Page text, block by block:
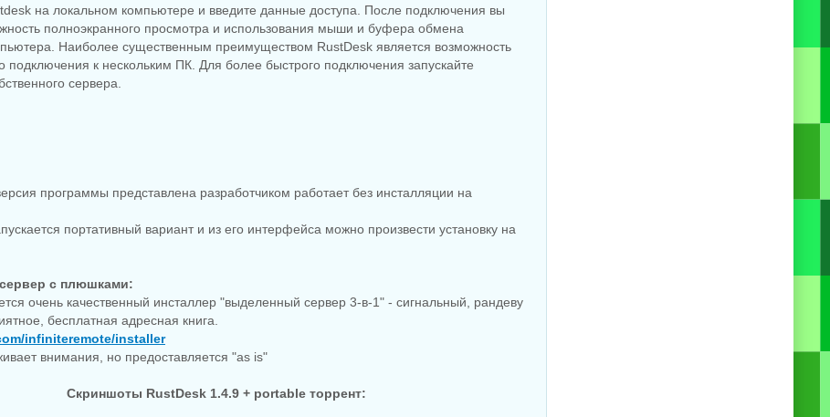
на локальном компьютере и введите данные доступа. После подключения вы
полноэкранного просмотра и использования мыши и буфера обмена
Наиболее существенным преимуществом RustDesk является возможность
подключения к нескольким ПК. Для более быстрого подключения запускайте
сервера.
программы представлена разработчиком работает без инсталляции на
портативный вариант и из его интерфейса можно произвести установку на
с плюшками:
очень качественный инсталлер "выделенный сервер 3-в-1" - сигнальный, рандеву
бесплатная адресная книга.
infiniteremote/installer
внимания, но предоставляется "as is"
Скриншоты RustDesk 1.4.9 + portable торрент: